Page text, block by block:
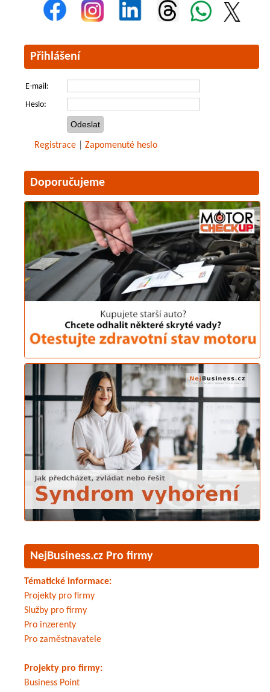
Přihlášení
E-mail:
Heslo:
Registrace Zapomenuté heslo
Doporučujeme
NejBusiness.cz Pro firmy
Tématické informace:
Projekty pro firmy
Služby pro firmy
Pro inzerenty
Pro zaměstnavatele
Projekty pro firmy:
Business Point